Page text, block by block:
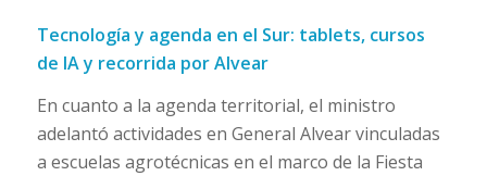
Tecnología y agenda en el Sur: tablets, cursos
de IA y recorrida por Alvear
En cuanto a la agenda territorial, el ministro
adelantó actividades en General Alvear vinculadas
a escuelas agrotécnicas en el marco de la Fiesta